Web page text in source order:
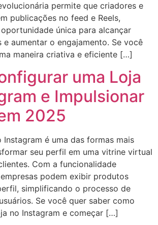
permite que criadores e
publicações no feed e Reels,
única para alcançar
e aumentar o engajamento. Se você
maneira criativa e eficiente […]
uma Loja
e Impulsionar
2025
Instagram é uma das formas mais
seu perfil em uma vitrine virtual
Com a funcionalidade
podem exibir produtos
simplificando o processo de
Se você quer saber como
no Instagram e começar […]